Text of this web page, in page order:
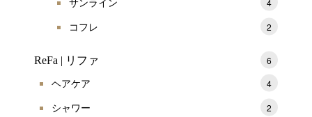
コフレ 2
ReFa | リファ 6
ヘアケア 4
シャワー 2